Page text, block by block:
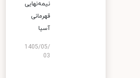
نیمه‌نهایی
قهرمانی
آسیا
1405/05/
03